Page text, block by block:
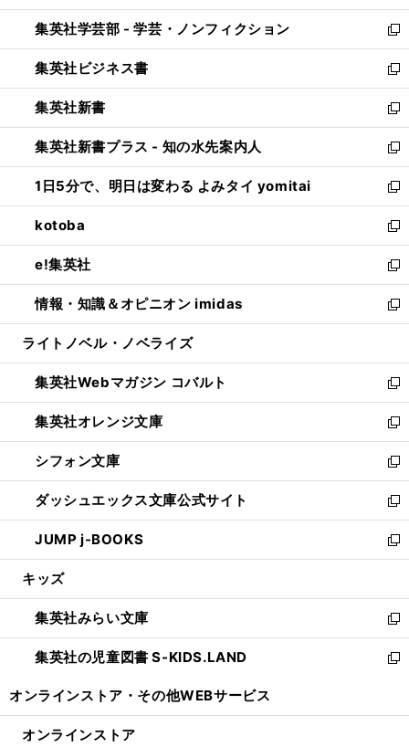
開
く
ウ
で
開
く
ン
ド
ウ
で
開
く
ウ
ィ
ン
ド
ウ
で
開
く
集英社学芸部 - 学芸・ノンフィクション
新
し
い
ウ
ィ
ン
ド
ウ
で
開
く
集英社ビジネス書
新
し
い
ウ
ィ
ン
ド
ウ
で
開
く
集英社新書
新
し
い
ウ
ィ
ン
ド
ウ
で
開
く
集英社新書プラス - 知の水先案内人
新
し
い
ウ
ィ
ン
ド
ウ
で
開
1日5分で、明日は変わる よみタイ yomitai
新
し
い
ウ
ィ
ン
ド
ウ
開
く
kotoba
新
し
い
ウ
ィ
ン
ウ
で
開
く
e!集英社
新
し
い
ウ
ン
ド
ウ
で
開
く
情報・知識＆オピニオン imidas
新
し
ウ
ィ
ン
ド
ウ
で
開
く
ライトノベル・ノベライズ
集英社Webマガジン コバルト
新
し
い
ウ
ィ
ン
ド
ウ
で
開
集英社オレンジ文庫
新
し
い
ウ
ィ
ン
ド
ウ
開
く
シフォン文庫
新
し
い
ウ
ィ
ン
ウ
で
開
く
ダッシュエックス文庫公式サイト
新
し
い
ウ
ン
ド
ウ
で
JUMP j-BOOKS
新
し
ウ
ィ
ン
ド
開
キッズ
集英社みらい文庫
新
し
い
ン
集英社の児童図書 S-KIDS.LAND
新
ウ
オンラインストア・ その他WEBサービス
オンラインストア